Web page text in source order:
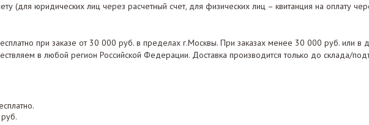
(для юридических лиц через расчетный счет, для физических лиц – квитанция на оплату
при заказе от 30 000 руб. в пределах г.Москвы. При заказах менее 30 000 руб. или в
в любой регион Российской Федерации. Доставка производится только до склада/